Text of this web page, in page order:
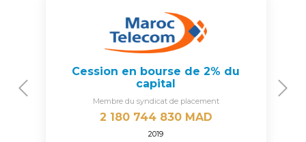
Cession en bourse de 2% du
capital
Membre du syndicat de placement
2 180 744 830 MAD
2019
Previous